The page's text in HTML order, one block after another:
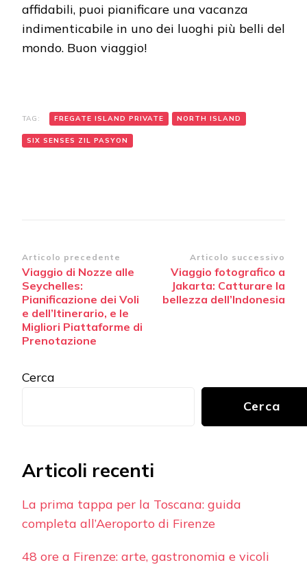
affidabili, puoi pianificare una vacanza
indimenticabile in uno dei luoghi più belli del
mondo. Buon viaggio!
TAG: FREGATE ISLAND PRIVATE NORTH ISLAND
SIX SENSES ZIL PASYON
Navigazione
articoli
Articolo precedente
Viaggio di Nozze alle
Seychelles:
Pianificazione dei Voli
e dell’Itinerario, e le
Migliori Piattaforme di
Prenotazione
Articolo successivo
Viaggio fotografico a
Jakarta: Catturare la
bellezza dell’Indonesia
Cerca
Cerca
Articoli recenti
La prima tappa per la Toscana: guida
completa all’Aeroporto di Firenze
48 ore a Firenze: arte, gastronomia e vicoli